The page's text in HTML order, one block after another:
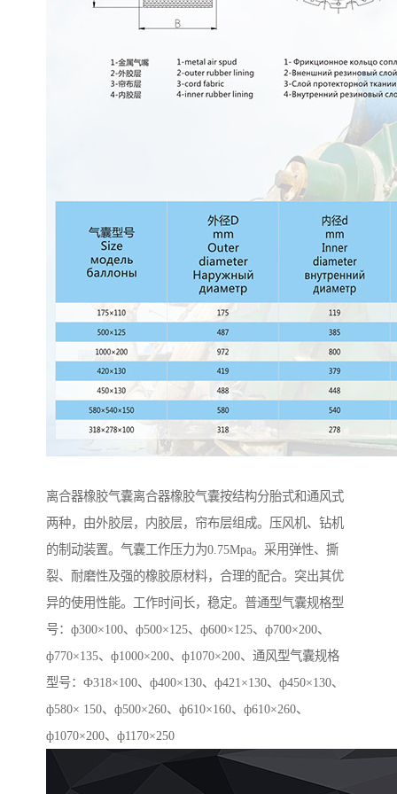
离合器橡胶气囊离合器橡胶气囊按结构分胎式和通风式
两种，由外胶层，内胶层，帘布层组成。压风机、钻机
的制动装置。气囊工作压力为0.75Mpa。采用弹性、撕
裂、耐磨性及强的橡胶原材料，合理的配合。突出其优
异的使用性能。工作时间长，稳定。普通型气囊规格型
号：ф300×100、ф500×125、ф600×125、ф700×200、
ф770×135、ф1000×200、ф1070×200、通风型气囊规格
型号：Ф318×100、ф400×130、ф421×130、ф450×130、
ф580× 150、ф500×260、ф610×160、ф610×260、
ф1070×200、ф1170×250